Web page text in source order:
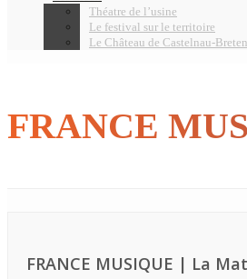
Théatre de l’usine
Le festival sur le territoire
Le Château de Castelnau-
FRANCE
FRANCE MUSIQUE | La